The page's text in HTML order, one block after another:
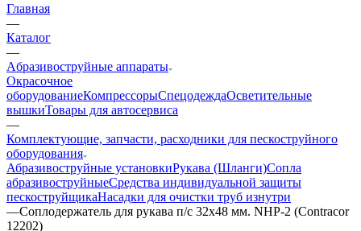
Главная
—
Каталог
—
Aбразивоструйные аппараты
Окрасочное
оборудованиеКомпрессорыСпецодеждаОсветительные
вышкиТовары для автосервиса
—
Комплектующие, запчасти, расходники для пескоструйного
оборудования
Абразивоструйные установкиРукава (Шланги)Сопла
абразивоструйныеСредства индивидуальной защиты
пескоструйщикаНасадки для очистки труб изнутри
—Соплодержатель для рукава п/с 32х48 мм. NHP-2 (Contracor
12202)